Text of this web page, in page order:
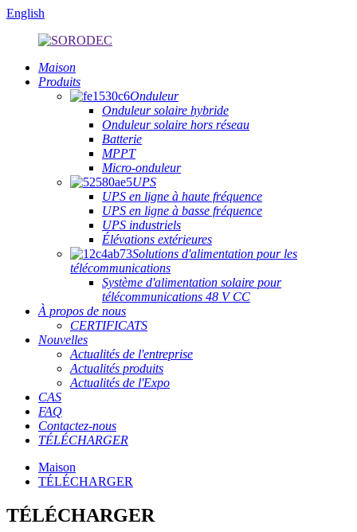
English
Maison
Produits
Onduleur
Onduleur solaire hybride
Onduleur solaire hors réseau
Batterie
MPPT
Micro-onduleur
UPS
UPS en ligne à haute fréquence
UPS en ligne à basse fréquence
UPS industriels
Élévations extérieures
Solutions d'alimentation pour les
télécommunications
Système d'alimentation solaire pour
télécommunications 48 V CC
À propos de nous
CERTIFICATS
Nouvelles
Actualités de l'entreprise
Actualités produits
Actualités de l'Expo
CAS
FAQ
Contactez-nous
TÉLÉCHARGER
Maison
TÉLÉCHARGER
TÉLÉCHARGER